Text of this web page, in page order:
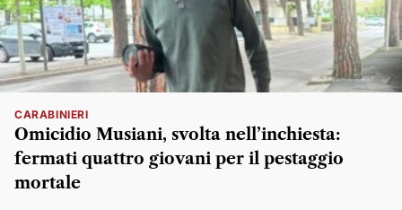
CARABINIERI
Omicidio Musiani, svolta nell’inchiesta:
fermati quattro giovani per il pestaggio
mortale